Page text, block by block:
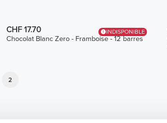
INDISPONIBLE
CHF 17.70
Chocolat Blanc Zero - Framboise - 12 barres
2